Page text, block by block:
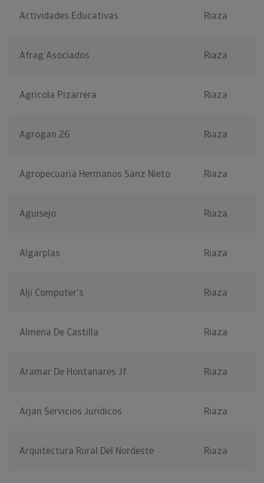
Actividades Educativas Riaza
Afrag Asociados Riaza
Agricola Pizarrera Riaza
Agrogan 26 Riaza
Agropecuaria Hermanos Sanz Nieto Riaza
Aguisejo Riaza
Algarplas Riaza
Alji Computer's Riaza
Almena De Castilla Riaza
Aramar De Hontanares Jf Riaza
Arjan Servicios Juridicos Riaza
Arquitectura Rural Del Nordeste Riaza